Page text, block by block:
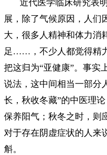
近代医学临床研究表
展，除了气候原因，人们
大，很多人精神和体力消
足……，不少人都觉得精
把这归为“亚健康”。事实
说法，这中间相当一部分
长，秋收冬藏”的中医理
保养阳气；秋冬之时，则
对于存在阴虚症状的人来
斛。